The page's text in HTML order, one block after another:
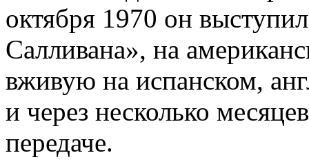
октября 1970 он
Салливана», на
вживую на испанском,
и через несколько
передаче.